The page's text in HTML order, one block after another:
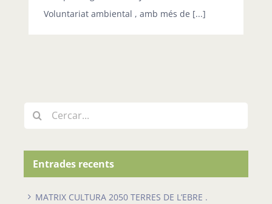
Voluntariat ambiental , amb més de [...]
Cerca
Entrades recents
MATRIX CULTURA 2050 TERRES DE L’EBRE .